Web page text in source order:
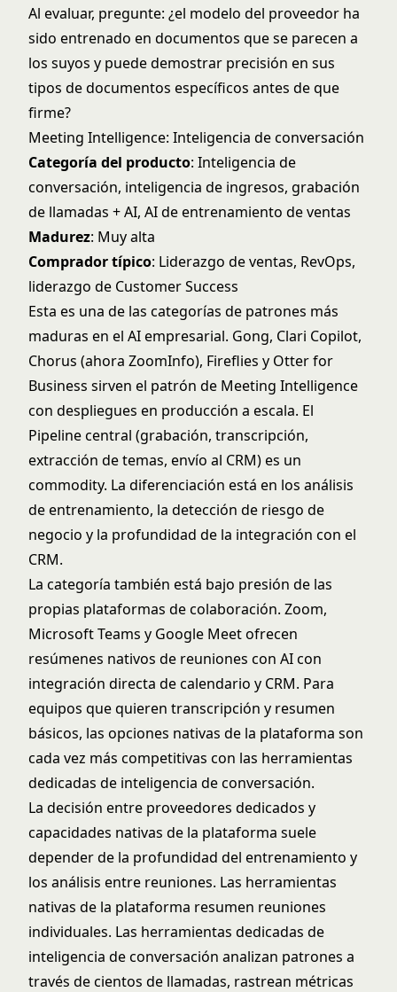
Al evaluar, pregunte: ¿el modelo del proveedor ha
sido entrenado en documentos que se parecen a
los suyos y puede demostrar precisión en sus
tipos de documentos específicos antes de que
firme?
Meeting Intelligence: Inteligencia de conversación
Categoría del producto: Inteligencia de
conversación, inteligencia de ingresos, grabación
de llamadas + AI, AI de entrenamiento de ventas
Madurez: Muy alta
Comprador típico: Liderazgo de ventas, RevOps,
liderazgo de Customer Success
Esta es una de las categorías de patrones más
maduras en el AI empresarial. Gong, Clari Copilot,
Chorus (ahora ZoomInfo), Fireflies y Otter for
Business sirven el patrón de Meeting Intelligence
con despliegues en producción a escala. El
Pipeline central (grabación, transcripción,
extracción de temas, envío al CRM) es un
commodity. La diferenciación está en los análisis
de entrenamiento, la detección de riesgo de
negocio y la profundidad de la integración con el
CRM.
La categoría también está bajo presión de las
propias plataformas de colaboración. Zoom,
Microsoft Teams y Google Meet ofrecen
resúmenes nativos de reuniones con AI con
integración directa de calendario y CRM. Para
equipos que quieren transcripción y resumen
básicos, las opciones nativas de la plataforma son
cada vez más competitivas con las herramientas
dedicadas de inteligencia de conversación.
La decisión entre proveedores dedicados y
capacidades nativas de la plataforma suele
depender de la profundidad del entrenamiento y
los análisis entre reuniones. Las herramientas
nativas de la plataforma resumen reuniones
individuales. Las herramientas dedicadas de
inteligencia de conversación analizan patrones a
través de cientos de llamadas, rastrean métricas